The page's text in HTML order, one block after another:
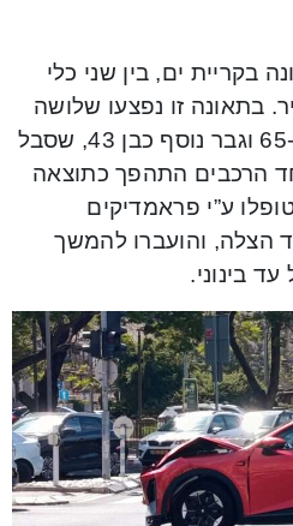
בקריית ים, בין שני כלי
בתאונה זו נפצעו שלושה
אנשים, גבר ואישה בני כ-65 וגבר נוסף כבן 43, שסבל
הרכבים התהפך כתוצאה
ע”י פראמדיקים
הצלה, והועברו להמשך
בינוני.